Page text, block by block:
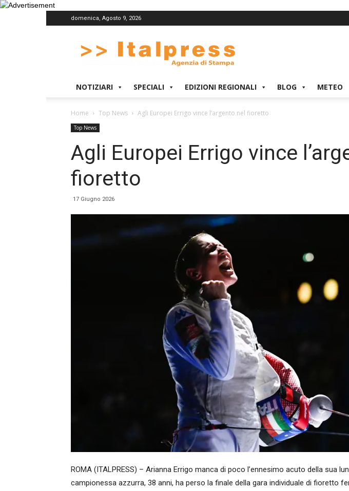
domenica, Agosto 9, 2026
NOTIZIARI SPECIALI EDIZIONI REGIONALI BLOG METEO
Home Top News Agli Europei Errigo vince l’argento nel fioretto
Top News
Agli Europei Errigo vince
fioretto
17 Giugno 2026
ROMA (ITALPRESS) – Arianna Errigo manca di poco l’ennesimo acuto della sua
campionessa azzurra, 38 anni, ha perso la finale della gara individuale di fioretto